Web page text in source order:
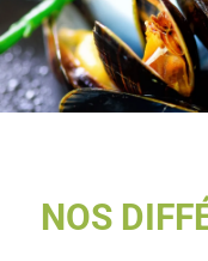
NOS